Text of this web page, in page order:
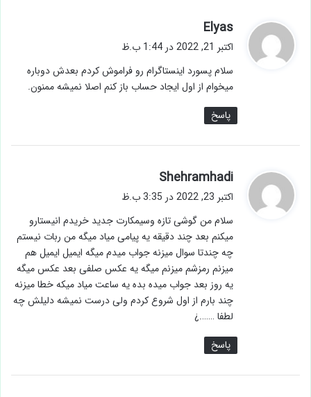
Elyas
:
اکتبر 21, 2022 در 1:44 ب.ظ
سلام پسورد اینستاگرام رو فراموش کردم بعدش دوباره
میخوام از اول ایجاد حساب باز کنم اصلا نمیشه ممنون.
پاسخ
Shehramhadi
ف
:
اکتبر 23, 2022 در 3:35 ب.ظ
سلام من گوشی تازه وسیمکارت جدید خریدم انیستارو
میکنم بعد چند دقیقه یه پیامی میاد میگه من ربات نیستم
چه چندتا سوال میزنه جواب میدم میگه ایمیل ایمیل هم
میزنم رمزشم میزنم میگه یه عکس صلفی بعد عکس میگه
یه روز بعد جواب میده بده یه ساعت میاد میکه خطا میزنه
چند بارم از اول شروع کردم ولی درست نمیشه دلیلش چه
لطفا …….¿
پاسخ